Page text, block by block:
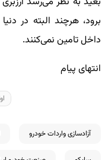
برود، هرچند البته در
داخل تامین نمی‌کنند.
انتهای پیام
آزادسازی واردات خودرو